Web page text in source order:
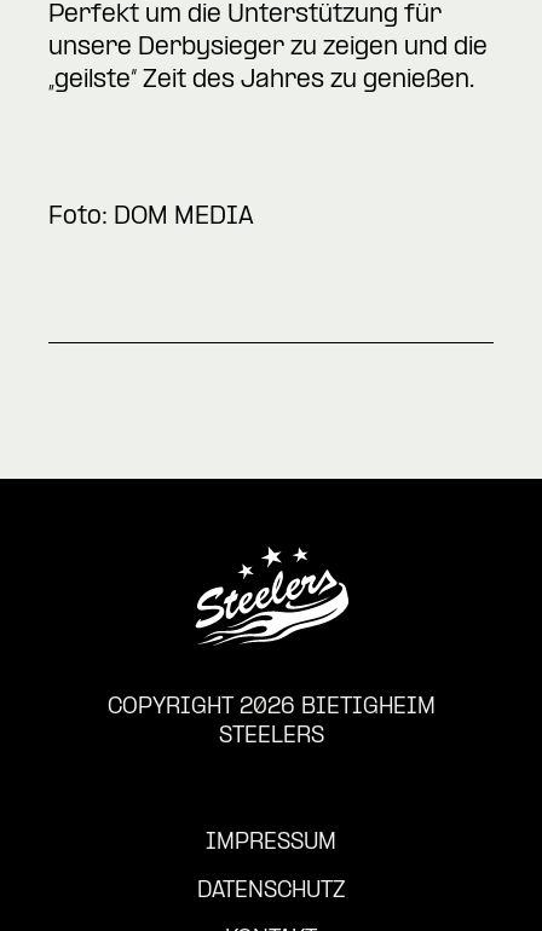
Perfekt um die Unterstützung für
unsere Derbysieger zu zeigen und die
„geilste“ Zeit des Jahres zu genießen.
Foto: DOM MEDIA
COPYRIGHT 2026 BIETIGHEIM
STEELERS
IMPRESSUM
DATENSCHUTZ